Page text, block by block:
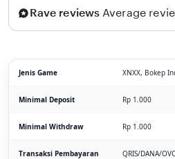
Rave reviews Average
Jenis Game XNXX, Bokep
Minimal Deposit Rp 1.000
Minimal Withdraw Rp 1.000
Transaksi Pembayaran QRIS/DANA/